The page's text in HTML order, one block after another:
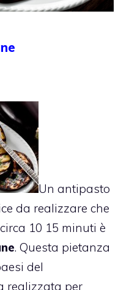
Un antipasto
da realizzare che
10 15 minuti è
. Questa pietanza
del
realizzata per